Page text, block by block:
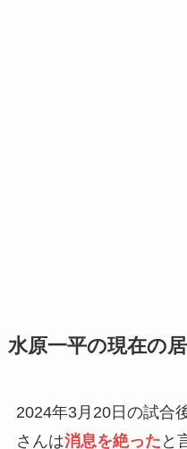
水原一平の現在の
2024年3月20日の試合
さんは消息を絶った と